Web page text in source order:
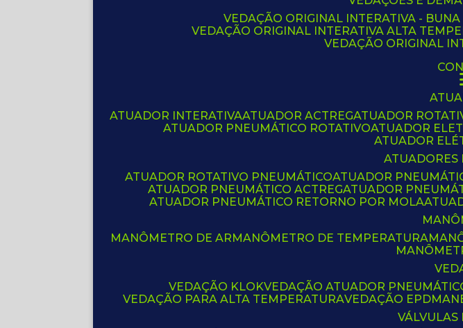
VEDAÇÃO ORIGINAL INTERATIVA - BUNA
VEDAÇÃO ORIGINAL INTERATIVA ALTA
VEDAÇÃO ORIGINAL
ATUADOR INTERATIVA ATUADOR ACTREG ATUADOR
ATUADOR PNEUMÁTICO ROTATIVO
ATUADOR
ATUADOR
ATUADOR ROTATIVO PNEUMÁTICO
ATUADOR
ATUADOR PNEUMÁTICO ACTREG
ATUADOR
ATUADOR PNEUMÁTICO RETORNO POR MOLA
MANÔMETRO DE AR
MANÔMETRO DE TEMPERATURA
VEDAÇÃO KLOK VEDAÇÃO ATUADOR
VEDAÇÃO PARA ALTA TEMPERATURA VEDAÇÃO EPDM